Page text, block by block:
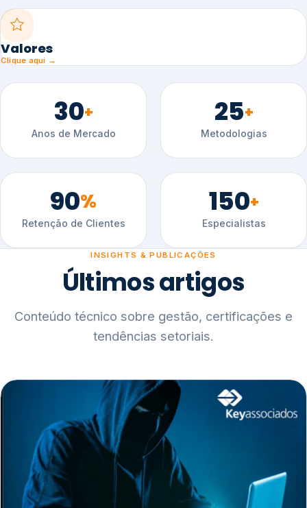
Valores
Clique aqui →
30+
Anos de Mercado
25+
Metodologias
90%
Retenção de Clientes
150+
Especialistas
INSIGHTS & PUBLICAÇÕES
Últimos artigos
Conteúdo técnico sobre gestão, certificações e
tendências setoriais.